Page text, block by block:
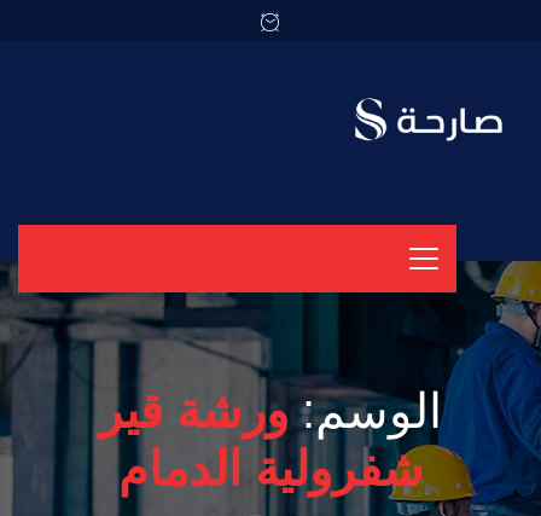
الوسم: ورشة قير
شفرولية الدمام